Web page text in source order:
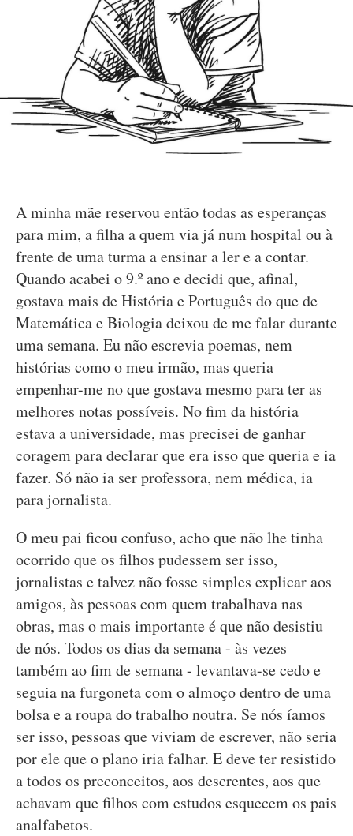
A minha mãe reservou então todas as esperanças
para mim, a filha a quem via já num hospital ou à
frente de uma turma a ensinar a ler e a contar.
Quando acabei o 9.º ano e decidi que, afinal,
gostava mais de História e Português do que de
Matemática e Biologia deixou de me falar durante
uma semana. Eu não escrevia poemas, nem
histórias como o meu irmão, mas queria
empenhar-me no que gostava mesmo para ter as
melhores notas possíveis. No fim da história
estava a universidade, mas precisei de ganhar
coragem para declarar que era isso que queria e ia
fazer. Só não ia ser professora, nem médica, ia
para jornalista.
O meu pai ficou confuso, acho que não lhe tinha
ocorrido que os filhos pudessem ser isso,
jornalistas e talvez não fosse simples explicar aos
amigos, às pessoas com quem trabalhava nas
obras, mas o mais importante é que não desistiu
de nós. Todos os dias da semana - às vezes
também ao fim de semana - levantava-se cedo e
seguia na furgoneta com o almoço dentro de uma
bolsa e a roupa do trabalho noutra. Se nós íamos
ser isso, pessoas que viviam de escrever, não seria
por ele que o plano iria falhar. E deve ter resistido
a todos os preconceitos, aos descrentes, aos que
achavam que filhos com estudos esquecem os pais
analfabetos.